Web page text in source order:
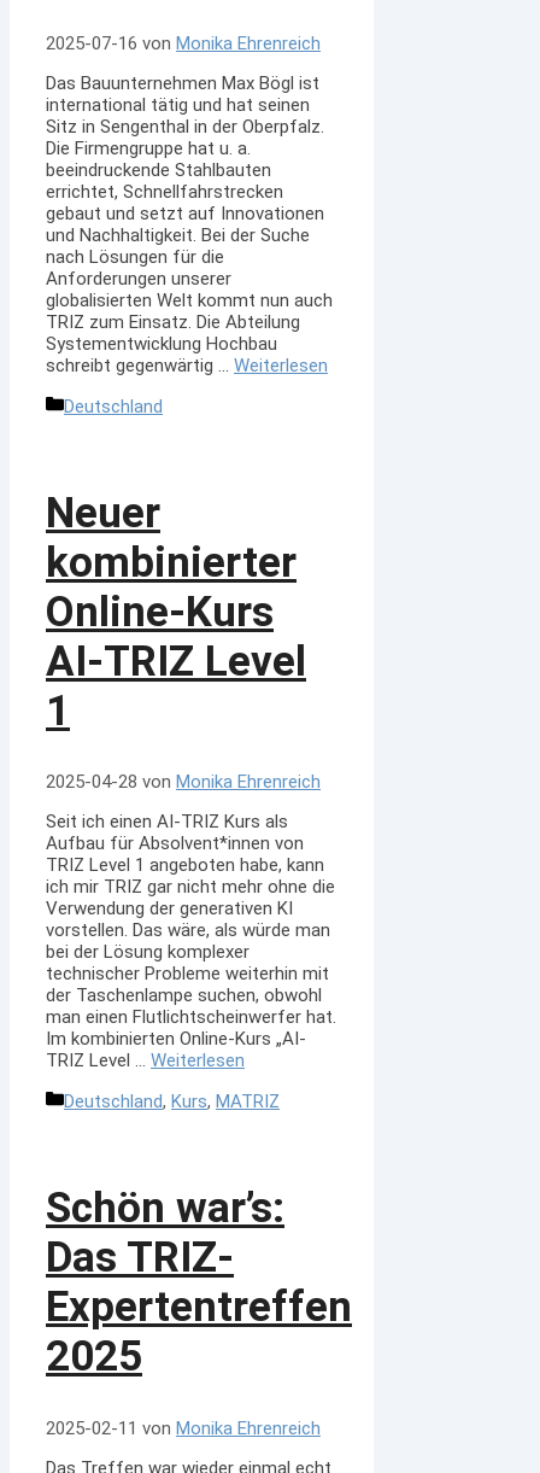
2025-07-16 von Monika Ehrenreich
Das Bauunternehmen Max Bögl ist
international tätig und hat seinen
Sitz in Sengenthal in der Oberpfalz.
Die Firmengruppe hat u. a.
beeindruckende Stahlbauten
errichtet, Schnellfahrstrecken
gebaut und setzt auf Innovationen
und Nachhaltigkeit. Bei der Suche
nach Lösungen für die
Anforderungen unserer
globalisierten Welt kommt nun auch
TRIZ zum Einsatz. Die Abteilung
Systementwicklung Hochbau
schreibt gegenwärtig … Weiterlesen
Kategorien
Deutschland
Neuer
kombinierter
Online-Kurs
AI-TRIZ Level
1
2025-04-28 von Monika Ehrenreich
Seit ich einen AI-TRIZ Kurs als
Aufbau für Absolvent*innen von
TRIZ Level 1 angeboten habe, kann
ich mir TRIZ gar nicht mehr ohne die
Verwendung der generativen KI
vorstellen. Das wäre, als würde man
bei der Lösung komplexer
technischer Probleme weiterhin mit
der Taschenlampe suchen, obwohl
man einen Flutlichtscheinwerfer hat.
Im kombinierten Online-Kurs „AI-
TRIZ Level … Weiterlesen
Kategorien
Deutschland, Kurs, MATRIZ
Schön war’s:
Das TRIZ-
Expertentreffen
2025
2025-02-11 von Monika Ehrenreich
Das Treffen war wieder einmal echt